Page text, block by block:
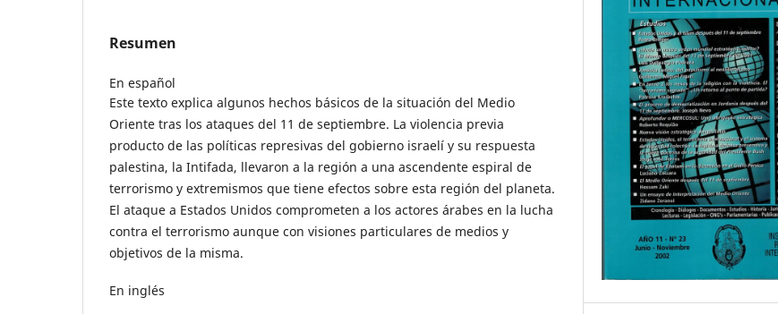
Resumen
En español
Este texto explica algunos hechos básicos de la situación del Medio
Oriente tras los ataques del 11 de septiembre. La violencia previa
producto de las políticas represivas del gobierno israelí y su respuesta
palestina, la Intifada, llevaron a la región a una ascendente espiral de
terrorismo y extremismos que tiene efectos sobre esta región del planeta.
El ataque a Estados Unidos comprometen a los actores árabes en la lucha
contra el terrorismo aunque con visiones particulares de medios y
objetivos de la misma.
En inglés